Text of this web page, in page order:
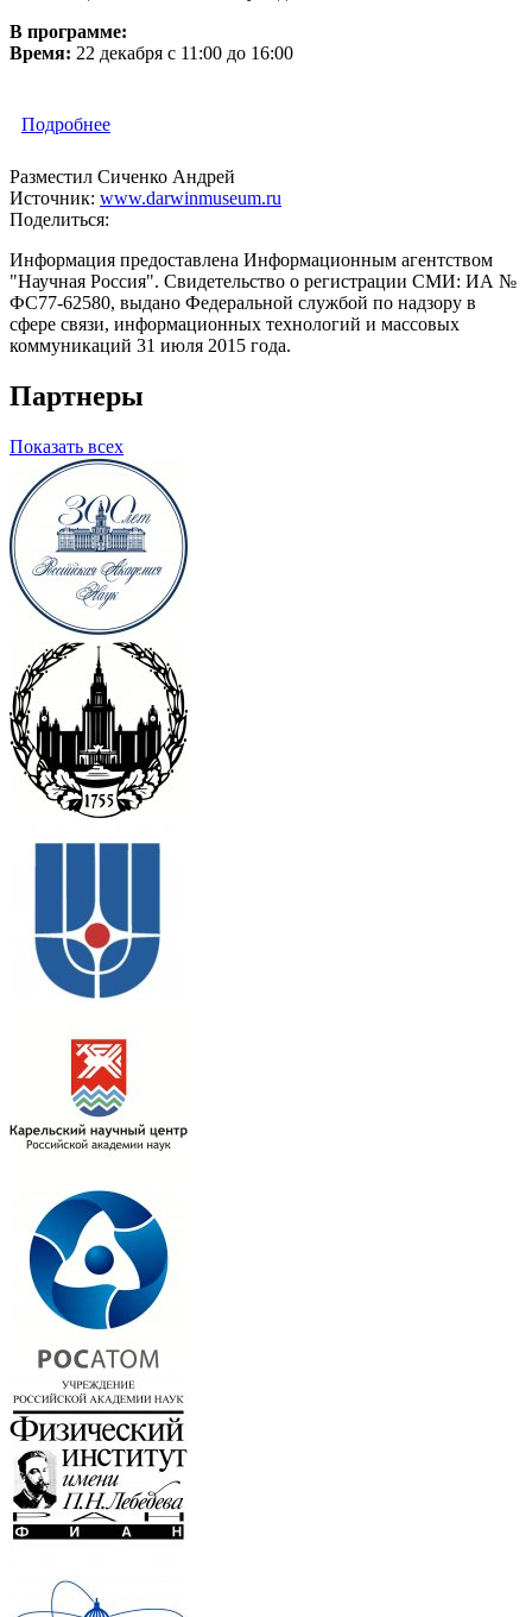
В программе:
Время: 22 декабря с 11:00 до 16:00
Подробнее
Разместил Сиченко Андрей
Источник: www.darwinmuseum.ru
Поделиться:
Информация предоставлена Информационным агентством
"Научная Россия". Свидетельство о регистрации СМИ: ИА №
ФС77-62580, выдано Федеральной службой по надзору в
сфере связи, информационных технологий и массовых
коммуникаций 31 июля 2015 года.
Партнеры
Показать всех